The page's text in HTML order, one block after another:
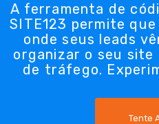
A ferramenta de
SITE123 permite
onde seus leads
organizar o seu
de tráfego.
Tente